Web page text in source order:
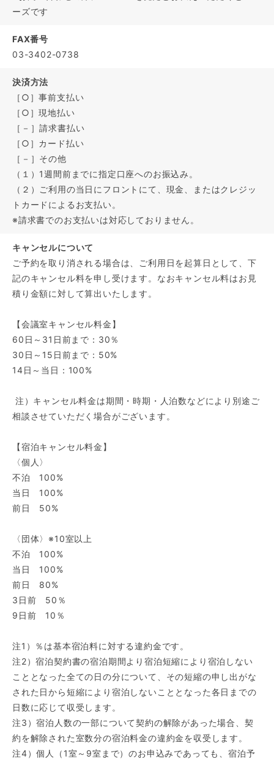
ーズです
FAX番号
03-3402-0738
決済方法
［○］事前支払い
［○］現地払い
［－］請求書払い
［○］カード払い
［－］その他
（１）1週間前までに指定口座へのお振込み。
（２）ご利用の当日にフロントにて、現金、またはクレジッ
トカードによるお支払い。
※請求書でのお支払いは対応しておりません。
キャンセルについて
ご予約を取り消される場合は、ご利用日を起算日として、下
記のキャンセル料を申し受けます。なおキャンセル料はお見
積り金額に対して算出いたします。
【会議室キャンセル料金】
60日～31日前まで：30％
30日～15日前まで：50%
14日～当日：100%
注）キャンセル料金は期間・時期・人泊数などにより別途ご
相談させていただく場合がございます。
【宿泊キャンセル料金】
〈個人〉
不泊 100%
当日 100%
前日 50%
〈団体〉※10室以上
不泊 100%
当日 100%
前日 80%
3日前 50％
9日前 10％
注1）％は基本宿泊料に対する違約金です。
注2）宿泊契約書の宿泊期間より宿泊短縮により宿泊しない
こととなった全ての日の分について、その短縮の申し出がな
された日から短縮により宿泊しないこととなった各日までの
日数に応じて収受します。
注3）宿泊人数の一部について契約の解除があった場合、契
約を解除された室数分の宿泊料金の違約金を収受します。
注4）個人（1室～9室まで）のお申込みであっても、宿泊予